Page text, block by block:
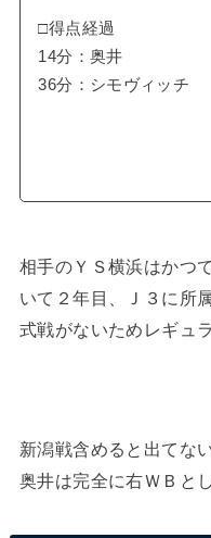
□得点経過
14分：奥井
36分：シモヴィッチ
相手のＹＳ横浜はかつ
いて２年目、Ｊ３に所
式戦がないためレギュ
新潟戦含めると出てな
奥井は完全に右ＷＢと